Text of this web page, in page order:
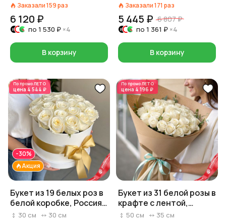
Заказали159раз
6 120 ₽
по 1 530 ₽ ×4
В корзину
Заказали171 раз
5 445 ₽ 6 807 ₽
по 1 361 ₽ ×4
В корзину
По промоЛЕТО
цена 4 544 ₽
Акция
-30%
Букет из 19 белых роз в
белой коробке, Россия,
40 см
30 см 30 см
По промоЛЕТО
цена 4 196 ₽
Букет из 31 белой розы в
крафте с лентой,
Россия, 50 см
50 см 35 см